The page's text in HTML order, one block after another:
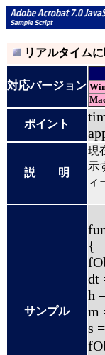
リアルタイム
対応バージョン
ポイント
説 明
現
示
ィ
サンプル
{
dt
h
m
s